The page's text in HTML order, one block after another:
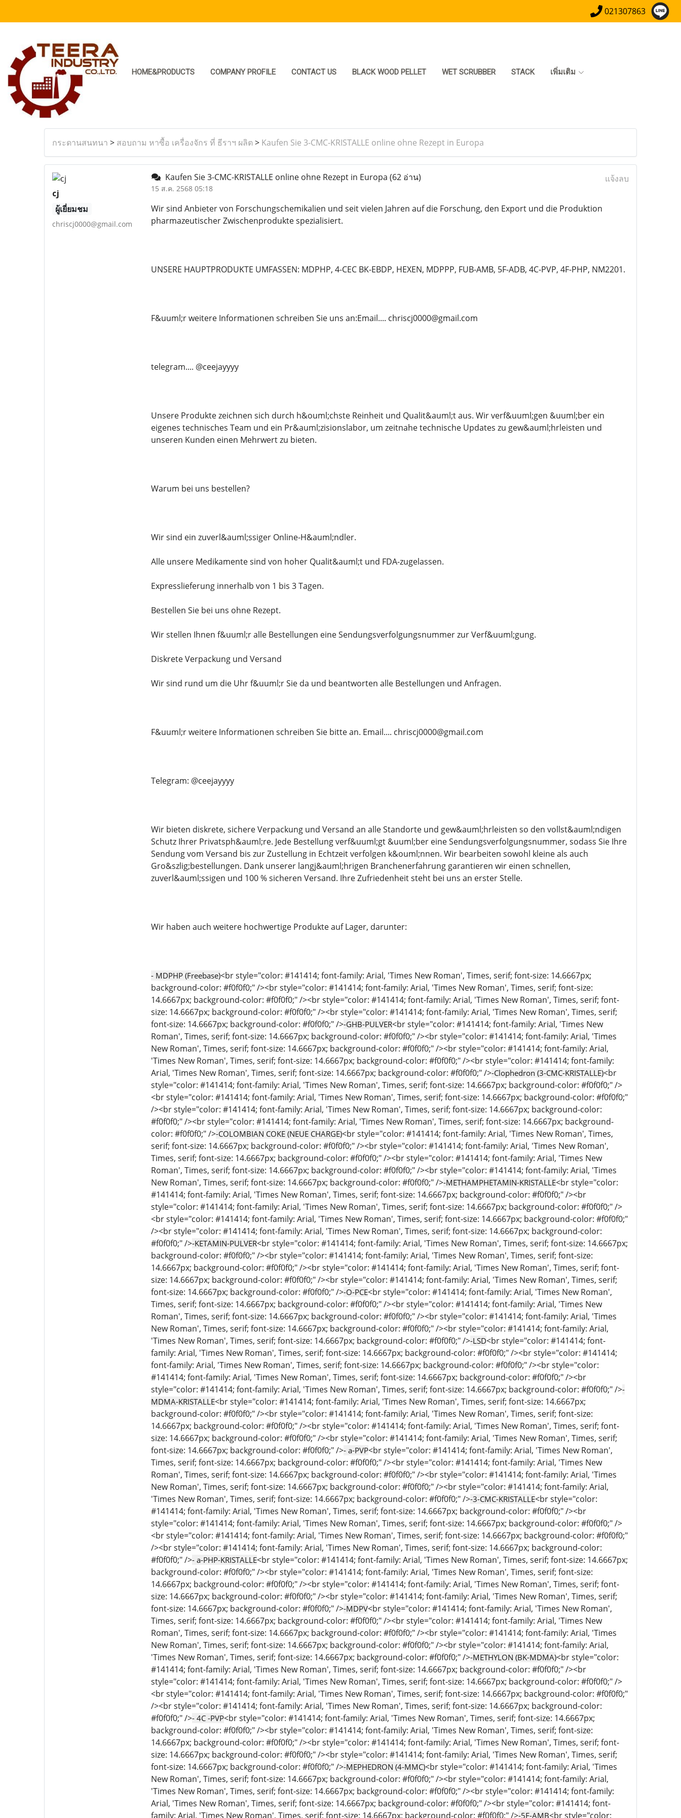
021307863
HOME&PRODUCTS COMPANY PROFILE CONTACT US BLACK WOOD PELLET WET SCRUBBER STACK เพิ่มเติม
กระดานสนทนา > สอบถาม หาซื้อ เครื่องจักร ที่ ธีราฯ ผลิต > Kaufen Sie 3-CMC-KRISTALLE online ohne Rezept in Europa
cj
ผู้เยี่ยมชม
chriscj0000@gmail.com
Kaufen Sie 3-CMC-KRISTALLE online ohne Rezept in Europa (62 อ่าน)
15 ส.ค. 2568 05:18
แจ้งลบ
Wir sind Anbieter von Forschungschemikalien und seit vielen Jahren auf die Forschung, den Export und die Produktion
pharmazeutischer Zwischenprodukte spezialisiert.
UNSERE HAUPTPRODUKTE UMFASSEN: MDPHP, 4-CEC BK-EBDP, HEXEN, MDPPP, FUB-AMB, 5F-ADB, 4C-PVP, 4F-PHP, NM2201.
F&uuml;r weitere Informationen schreiben Sie uns an:Email.... chriscj0000@gmail.com
telegram.... @ceejayyyy
Unsere Produkte zeichnen sich durch h&ouml;chste Reinheit und Qualit&auml;t aus. Wir verf&uuml;gen &uuml;ber ein
eigenes technisches Team und ein Pr&auml;zisionslabor, um zeitnahe technische Updates zu gew&auml;hrleisten und
unseren Kunden einen Mehrwert zu bieten.
Warum bei uns bestellen?
Wir sind ein zuverl&auml;ssiger Online-H&auml;ndler.
Alle unsere Medikamente sind von hoher Qualit&auml;t und FDA-zugelassen.
Expresslieferung innerhalb von 1 bis 3 Tagen.
Bestellen Sie bei uns ohne Rezept.
Wir stellen Ihnen f&uuml;r alle Bestellungen eine Sendungsverfolgungsnummer zur Verf&uuml;gung.
Diskrete Verpackung und Versand
Wir sind rund um die Uhr f&uuml;r Sie da und beantworten alle Bestellungen und Anfragen.
F&uuml;r weitere Informationen schreiben Sie bitte an. Email.... chriscj0000@gmail.com
Telegram: @ceejayyyy
Wir bieten diskrete, sichere Verpackung und Versand an alle Standorte und gew&auml;hrleisten so den vollst&auml;ndigen
Schutz Ihrer Privatsph&auml;re. Jede Bestellung verf&uuml;gt &uuml;ber eine Sendungsverfolgungsnummer, sodass Sie Ihre
Sendung vom Versand bis zur Zustellung in Echtzeit verfolgen k&ouml;nnen. Wir bearbeiten sowohl kleine als auch
Gro&szlig;bestellungen. Dank unserer langj&auml;hrigen Branchenerfahrung garantieren wir einen schnellen,
zuverl&auml;ssigen und 100 % sicheren Versand. Ihre Zufriedenheit steht bei uns an erster Stelle.
Wir haben auch weitere hochwertige Produkte auf Lager, darunter:
- MDPHP (Freebase)<br style="color: #141414; font-family: Arial, 'Times New Roman', Times, serif; font-size: 14.6667px;
background-color: #f0f0f0;" /><br style="color: #141414; font-family: Arial, 'Times New Roman', Times, serif; font-size:
14.6667px; background-color: #f0f0f0;" /><br style="color: #141414; font-family: Arial, 'Times New Roman', Times, serif; font-
size: 14.6667px; background-color: #f0f0f0;" /><br style="color: #141414; font-family: Arial, 'Times New Roman', Times, serif;
font-size: 14.6667px; background-color: #f0f0f0;" />-GHB-PULVER<br style="color: #141414; font-family: Arial, 'Times New
Roman', Times, serif; font-size: 14.6667px; background-color: #f0f0f0;" /><br style="color: #141414; font-family: Arial, 'Times
New Roman', Times, serif; font-size: 14.6667px; background-color: #f0f0f0;" /><br style="color: #141414; font-family: Arial,
'Times New Roman', Times, serif; font-size: 14.6667px; background-color: #f0f0f0;" /><br style="color: #141414; font-family:
Arial, 'Times New Roman', Times, serif; font-size: 14.6667px; background-color: #f0f0f0;" />-Clophedron (3-CMC-KRISTALLE)<br
style="color: #141414; font-family: Arial, 'Times New Roman', Times, serif; font-size: 14.6667px; background-color: #f0f0f0;" />
<br style="color: #141414; font-family: Arial, 'Times New Roman', Times, serif; font-size: 14.6667px; background-color: #f0f0f0;"
/><br style="color: #141414; font-family: Arial, 'Times New Roman', Times, serif; font-size: 14.6667px; background-color:
#f0f0f0;" /><br style="color: #141414; font-family: Arial, 'Times New Roman', Times, serif; font-size: 14.6667px; background-
color: #f0f0f0;" />-COLOMBIAN COKE (NEUE CHARGE)<br style="color: #141414; font-family: Arial, 'Times New Roman', Times,
serif; font-size: 14.6667px; background-color: #f0f0f0;" /><br style="color: #141414; font-family: Arial, 'Times New Roman',
Times, serif; font-size: 14.6667px; background-color: #f0f0f0;" /><br style="color: #141414; font-family: Arial, 'Times New
Roman', Times, serif; font-size: 14.6667px; background-color: #f0f0f0;" /><br style="color: #141414; font-family: Arial, 'Times
New Roman', Times, serif; font-size: 14.6667px; background-color: #f0f0f0;" />-METHAMPHETAMIN-KRISTALLE<br style="color:
#141414; font-family: Arial, 'Times New Roman', Times, serif; font-size: 14.6667px; background-color: #f0f0f0;" /><br
style="color: #141414; font-family: Arial, 'Times New Roman', Times, serif; font-size: 14.6667px; background-color: #f0f0f0;" />
<br style="color: #141414; font-family: Arial, 'Times New Roman', Times, serif; font-size: 14.6667px; background-color: #f0f0f0;"
/><br style="color: #141414; font-family: Arial, 'Times New Roman', Times, serif; font-size: 14.6667px; background-color:
#f0f0f0;" />-KETAMIN-PULVER<br style="color: #141414; font-family: Arial, 'Times New Roman', Times, serif; font-size: 14.6667px;
background-color: #f0f0f0;" /><br style="color: #141414; font-family: Arial, 'Times New Roman', Times, serif; font-size:
14.6667px; background-color: #f0f0f0;" /><br style="color: #141414; font-family: Arial, 'Times New Roman', Times, serif; font-
size: 14.6667px; background-color: #f0f0f0;" /><br style="color: #141414; font-family: Arial, 'Times New Roman', Times, serif;
font-size: 14.6667px; background-color: #f0f0f0;" />-O-PCE<br style="color: #141414; font-family: Arial, 'Times New Roman',
Times, serif; font-size: 14.6667px; background-color: #f0f0f0;" /><br style="color: #141414; font-family: Arial, 'Times New
Roman', Times, serif; font-size: 14.6667px; background-color: #f0f0f0;" /><br style="color: #141414; font-family: Arial, 'Times
New Roman', Times, serif; font-size: 14.6667px; background-color: #f0f0f0;" /><br style="color: #141414; font-family: Arial,
'Times New Roman', Times, serif; font-size: 14.6667px; background-color: #f0f0f0;" />-LSD<br style="color: #141414; font-
family: Arial, 'Times New Roman', Times, serif; font-size: 14.6667px; background-color: #f0f0f0;" /><br style="color: #141414;
font-family: Arial, 'Times New Roman', Times, serif; font-size: 14.6667px; background-color: #f0f0f0;" /><br style="color:
#141414; font-family: Arial, 'Times New Roman', Times, serif; font-size: 14.6667px; background-color: #f0f0f0;" /><br
style="color: #141414; font-family: Arial, 'Times New Roman', Times, serif; font-size: 14.6667px; background-color: #f0f0f0;" />-
MDMA-KRISTALLE<br style="color: #141414; font-family: Arial, 'Times New Roman', Times, serif; font-size: 14.6667px;
background-color: #f0f0f0;" /><br style="color: #141414; font-family: Arial, 'Times New Roman', Times, serif; font-size:
14.6667px; background-color: #f0f0f0;" /><br style="color: #141414; font-family: Arial, 'Times New Roman', Times, serif; font-
size: 14.6667px; background-color: #f0f0f0;" /><br style="color: #141414; font-family: Arial, 'Times New Roman', Times, serif;
font-size: 14.6667px; background-color: #f0f0f0;" />- a-PVP<br style="color: #141414; font-family: Arial, 'Times New Roman',
Times, serif; font-size: 14.6667px; background-color: #f0f0f0;" /><br style="color: #141414; font-family: Arial, 'Times New
Roman', Times, serif; font-size: 14.6667px; background-color: #f0f0f0;" /><br style="color: #141414; font-family: Arial, 'Times
New Roman', Times, serif; font-size: 14.6667px; background-color: #f0f0f0;" /><br style="color: #141414; font-family: Arial,
'Times New Roman', Times, serif; font-size: 14.6667px; background-color: #f0f0f0;" />-3-CMC-KRISTALLE<br style="color:
#141414; font-family: Arial, 'Times New Roman', Times, serif; font-size: 14.6667px; background-color: #f0f0f0;" /><br
style="color: #141414; font-family: Arial, 'Times New Roman', Times, serif; font-size: 14.6667px; background-color: #f0f0f0;" />
<br style="color: #141414; font-family: Arial, 'Times New Roman', Times, serif; font-size: 14.6667px; background-color: #f0f0f0;"
/><br style="color: #141414; font-family: Arial, 'Times New Roman', Times, serif; font-size: 14.6667px; background-color:
#f0f0f0;" />- a-PHP-KRISTALLE<br style="color: #141414; font-family: Arial, 'Times New Roman', Times, serif; font-size: 14.6667px;
background-color: #f0f0f0;" /><br style="color: #141414; font-family: Arial, 'Times New Roman', Times, serif; font-size:
14.6667px; background-color: #f0f0f0;" /><br style="color: #141414; font-family: Arial, 'Times New Roman', Times, serif; font-
size: 14.6667px; background-color: #f0f0f0;" /><br style="color: #141414; font-family: Arial, 'Times New Roman', Times, serif;
font-size: 14.6667px; background-color: #f0f0f0;" />-MDPV<br style="color: #141414; font-family: Arial, 'Times New Roman',
Times, serif; font-size: 14.6667px; background-color: #f0f0f0;" /><br style="color: #141414; font-family: Arial, 'Times New
Roman', Times, serif; font-size: 14.6667px; background-color: #f0f0f0;" /><br style="color: #141414; font-family: Arial, 'Times
New Roman', Times, serif; font-size: 14.6667px; background-color: #f0f0f0;" /><br style="color: #141414; font-family: Arial,
'Times New Roman', Times, serif; font-size: 14.6667px; background-color: #f0f0f0;" />-METHYLON (BK-MDMA)<br style="color:
#141414; font-family: Arial, 'Times New Roman', Times, serif; font-size: 14.6667px; background-color: #f0f0f0;" /><br
style="color: #141414; font-family: Arial, 'Times New Roman', Times, serif; font-size: 14.6667px; background-color: #f0f0f0;" />
<br style="color: #141414; font-family: Arial, 'Times New Roman', Times, serif; font-size: 14.6667px; background-color: #f0f0f0;"
/><br style="color: #141414; font-family: Arial, 'Times New Roman', Times, serif; font-size: 14.6667px; background-color:
#f0f0f0;" />- 4C -PVP<br style="color: #141414; font-family: Arial, 'Times New Roman', Times, serif; font-size: 14.6667px;
background-color: #f0f0f0;" /><br style="color: #141414; font-family: Arial, 'Times New Roman', Times, serif; font-size:
14.6667px; background-color: #f0f0f0;" /><br style="color: #141414; font-family: Arial, 'Times New Roman', Times, serif; font-
size: 14.6667px; background-color: #f0f0f0;" /><br style="color: #141414; font-family: Arial, 'Times New Roman', Times, serif;
font-size: 14.6667px; background-color: #f0f0f0;" />-MEPHEDRON (4-MMC)<br style="color: #141414; font-family: Arial, 'Times
New Roman', Times, serif; font-size: 14.6667px; background-color: #f0f0f0;" /><br style="color: #141414; font-family: Arial,
'Times New Roman', Times, serif; font-size: 14.6667px; background-color: #f0f0f0;" /><br style="color: #141414; font-family:
Arial, 'Times New Roman', Times, serif; font-size: 14.6667px; background-color: #f0f0f0;" /><br style="color: #141414; font-
family: Arial, 'Times New Roman', Times, serif; font-size: 14.6667px; background-color: #f0f0f0;" />-5F-AMB<br style="color: